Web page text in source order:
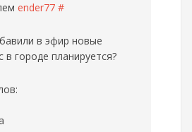
ender77 #
в эфир новые
в городе планируется?